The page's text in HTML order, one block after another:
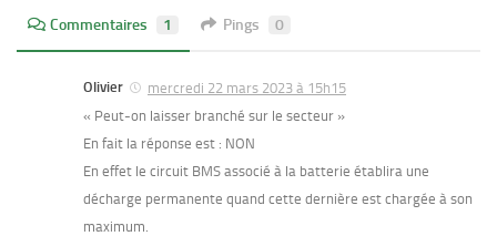
Commentaires 1 Pings 0
Olivier
mercredi 22 mars 2023 à 15h15
« Peut-on laisser branché sur le secteur »
En fait la réponse est : NON
En effet le circuit BMS associé à la batterie établira une
décharge permanente quand cette dernière est chargée à son
maximum.